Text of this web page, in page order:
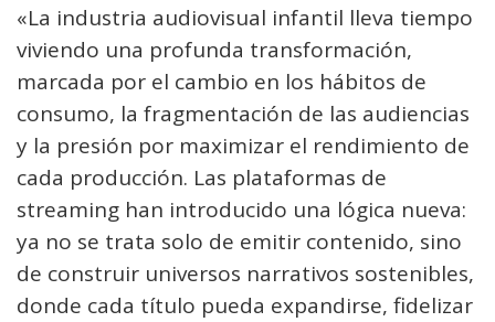
«La industria audiovisual infantil lleva tiempo
viviendo una profunda transformación,
marcada por el cambio en los hábitos de
consumo, la fragmentación de las audiencias
y la presión por maximizar el rendimiento de
cada producción. Las plataformas de
streaming han introducido una lógica nueva:
ya no se trata solo de emitir contenido, sino
de construir universos narrativos sostenibles,
donde cada título pueda expandirse, fidelizar